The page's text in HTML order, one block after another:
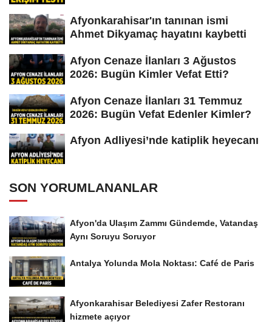
Afyonkarahisar'ın tanınan ismi
Ahmet Dikyamaç hayatını kaybetti
Afyon Cenaze İlanları 3 Ağustos
2026: Bugün Kimler Vefat Etti?
Afyon Cenaze İlanları 31 Temmuz
2026: Bugün Vefat Edenler Kimler?
Afyon Adliyesi’nde katiplik heyecanı
SON YORUMLANANLAR
Afyon'da Ulaşım Zammı Gündemde, Vatandaş
Aynı Soruyu Soruyor
Antalya Yolunda Mola Noktası: Café de Paris
Afyonkarahisar Belediyesi Zafer Restoranı
hizmete açıyor